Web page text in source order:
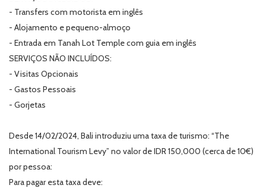
- Transfers com motorista em inglês
- Alojamento e pequeno-almoço
- Entrada em Tanah Lot Temple com guia em inglês
SERVIÇOS NÃO INCLUÍDOS:
- Visitas Opcionais
- Gastos Pessoais
- Gorjetas
Desde 14/02/2024, Bali introduziu uma taxa de turismo: “The
International Tourism Levy” no valor de IDR 150,000 (cerca de 10€)
por pessoa:
Para pagar esta taxa deve: